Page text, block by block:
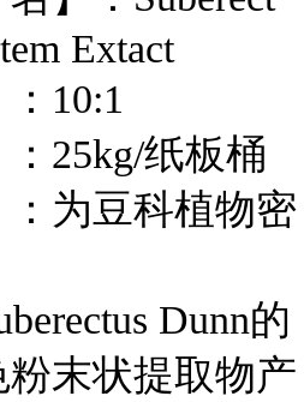
Extact
10:1
：25kg/纸板桶
：为豆科植物密
Dunn的
末状提取物产